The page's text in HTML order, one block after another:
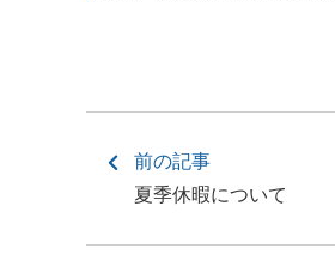
前の記事
夏季休暇について